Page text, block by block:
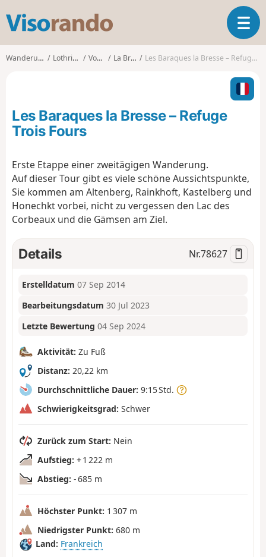
s
o
o
T
o
g
l
n
t
i
Wanderungen Lothringen Vosges La Bresse Les Baraques la Bresse – Refuge Trois Fours
Les Baraques la Bresse – Refuge
Trois Fours
Erste Etappe einer zweitägigen Wanderung.
Auf dieser Tour gibt es viele schöne Aussichtspunkte,
Sie kommen am Altenberg, Rainkhoft, Kastelberg und
Honechkt vorbei, nicht zu vergessen den Lac des
Corbeaux und die Gämsen am Ziel.
Details Nr.78627
Erstelldatum 07 Sep 2014
Bearbeitungsdatum 30 Jul 2023
Letzte Bewertung 04 Sep 2024
Aktivität: Zu Fuß
Distanz: 20,22 km
Durchschnittliche Dauer: 9:15 Std.
Schwierigkeitsgrad: Schwer
Zurück zum Start: Nein
Aufstieg: + 1 222 m
Abstieg: - 685 m
Höchster Punkt: 1 307 m
Niedrigster Punkt: 680 m
Land: Frankreich